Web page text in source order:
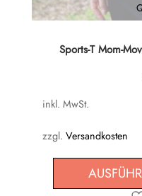
Sports-T Mom-
inkl. MwSt.
zzgl. Versandkosten
Dieses
mehrere
auf.
Die